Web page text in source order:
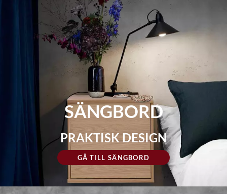
SÄNGBORD
PRAKTISK DESIGN
GÅ TILL SÄNGBORD